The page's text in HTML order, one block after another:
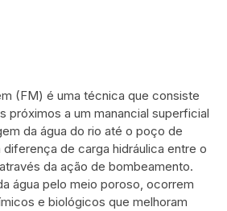
(FM) é uma técnica que consiste
próximos a um manancial superficial
da água do rio até o poço de
de carga hidráulica entre o
da ação de bombeamento.
água pelo meio poroso, ocorrem
e biológicos que melhoram